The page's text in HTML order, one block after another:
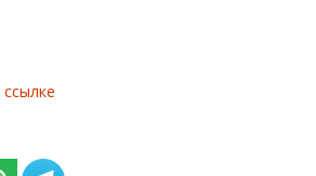
ссылке